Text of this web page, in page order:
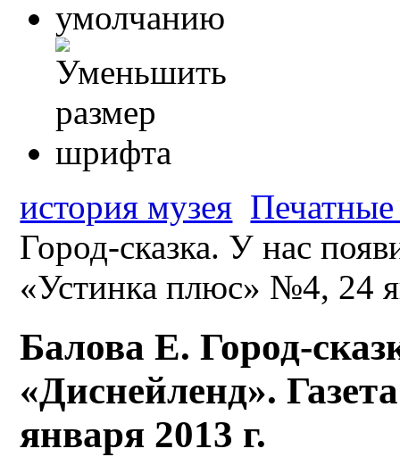
история музея Печатные
Город-сказка. У нас
«Устинка плюс» №4, 24
Балова Е. Город-
«Диснейленд».
января 2013 г.